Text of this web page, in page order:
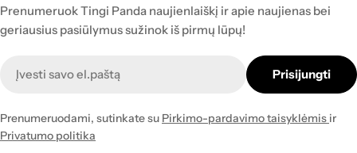
Prenumeruok Tingi Panda naujienlaiškį ir apie naujienas bei
geriausius pasiūlymus sužinok iš pirmų lūpų!
Prisijungti
Prenumeruodami, sutinkate su Pirkimo-pardavimo taisyklėmis ir
Privatumo politika